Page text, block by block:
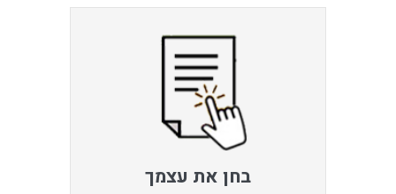
בחן את עצמך